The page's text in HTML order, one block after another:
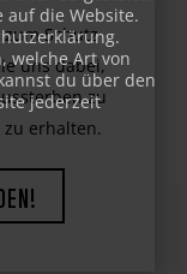
Schutz
uns dabei,
zu
erhalten.
auf die Website.
welche Art von
du über den
jederzeit